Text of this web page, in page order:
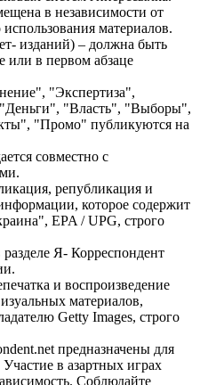
в независимости от
материалов.
изданий) – должна быть
или в первом абзаце
"Экспертиза",
"Власть", "Выборы",
"Промо" публикуются на
совместно с
републикация и
которое содержит
EPA / UPG, строго
Я- Корреспондент
и воспроизведение
материалов,
Getty Images, строго
предназначены для
в азартных играх
Соблюдайте